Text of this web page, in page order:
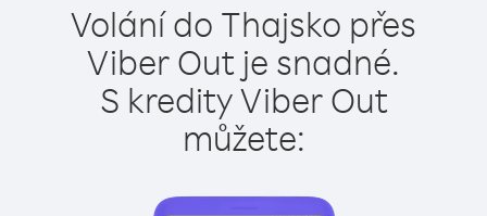
Volání do Thajsko přes
Viber Out je snadné.
S kredity Viber Out
můžete: